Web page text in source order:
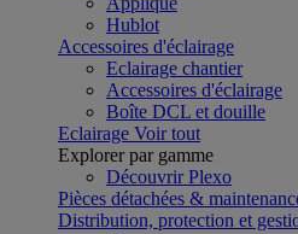
Hublot
Accessoires d'éclairage
Eclairage chantier
Accessoires d'éclairage
Boîte DCL et douille
Eclairage Voir tout
Explorer par gamme
Découvrir Plexo
Pièces détachées &
Distribution, protection et